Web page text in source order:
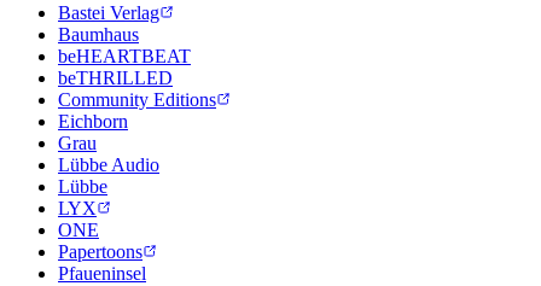
Bastei Verlag
Baumhaus
beHEARTBEAT
beTHRILLED
Community Editions
Eichborn
Grau
Lübbe Audio
Lübbe
LYX
ONE
Papertoons
Pfaueninsel